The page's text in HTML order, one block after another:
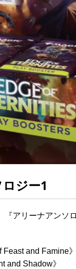
ジー1
『アリーナアン
Feast and Famine》
and Shadow》